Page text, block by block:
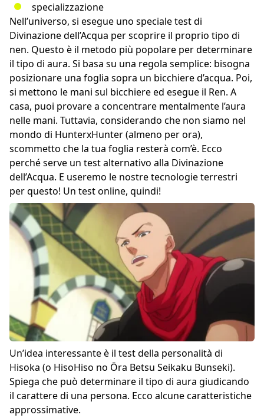
specializzazione
Nell’universo, si esegue uno speciale test di
Divinazione dell’Acqua per scoprire il proprio tipo di
nen. Questo è il metodo più popolare per determinare
il tipo di aura. Si basa su una regola semplice: bisogna
posizionare una foglia sopra un bicchiere d’acqua. Poi,
si mettono le mani sul bicchiere ed esegue il Ren. A
casa, puoi provare a concentrare mentalmente l’aura
nelle mani. Tuttavia, considerando che non siamo nel
mondo di HunterxHunter (almeno per ora),
scommetto che la tua foglia resterà com’è. Ecco
perché serve un test alternativo alla Divinazione
dell’Acqua. E useremo le nostre tecnologie terrestri
per questo! Un test online, quindi!
Un’idea interessante è il test della personalità di
Hisoka (o HisoHiso no Ōra Betsu Seikaku Bunseki).
Spiega che può determinare il tipo di aura giudicando
il carattere di una persona. Ecco alcune caratteristiche
approssimative.